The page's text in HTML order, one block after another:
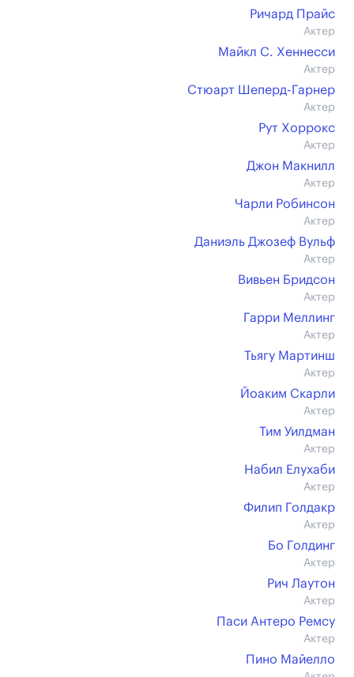
Ричард Прайс
Актер
Майкл С. Хеннесси
Актер
Стюарт Шеперд-Гарнер
Актер
Рут Хоррокс
Актер
Джон Макнилл
Актер
Чарли Робинсон
Актер
Даниэль Джозеф Вульф
Актер
Вивьен Бридсон
Актер
Гарри Меллинг
Актер
Тьягу Мартинш
Актер
Йоаким Скарли
Актер
Тим Уилдман
Актер
Набил Елухаби
Актер
Филип Голдакр
Актер
Бо Голдинг
Актер
Рич Лаутон
Актер
Паси Антеро Ремсу
Актер
Пино Майелло